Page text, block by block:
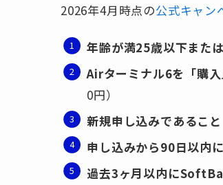
2026年4月時点の公式キャン
年齢が満25歳以下また
Airターミナル6を「購
0円）
新規申し込みであること
申し込みから90日以内
過去3ヶ月以内に